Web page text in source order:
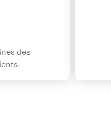
des